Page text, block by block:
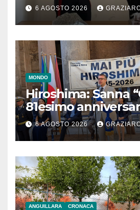
6 AGOSTO 2026
MONDO
Hiroshima: Sanna
81esimo
monito per tutti”
6 AGOSTO 2026
ANGUILLARA CRONACA